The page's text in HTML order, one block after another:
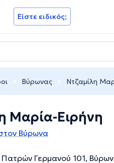
Είστε ειδικός;
Βύρωνας Ντζαμίλη
Μαρία-Ειρήνη
Βύρωνα
Γερμανού 101,